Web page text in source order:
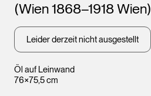
Öl auf Leinwand
76×75,5 cm
(Wien 1868–1918 Wien)
Leider derzeit nicht ausgestellt